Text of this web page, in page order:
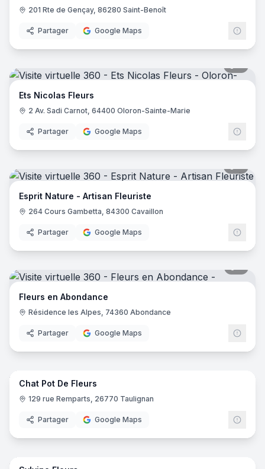
201 Rte de Gençay, 86280 Saint-Benoît
Partager Google Maps
Ets Nicolas Fleurs
2 Av. Sadi Carnot, 64400 Oloron-Sainte-Marie
Partager Google Maps
Esprit Nature - Artisan Fleuriste
264 Cours Gambetta, 84300 Cavaillon
Partager Google Maps
Fleurs en Abondance
Résidence les Alpes, 74360 Abondance
Partager Google Maps
4
Chat Pot De Fleurs
129 rue Remparts, 26770 Taulignan
Partager Google Maps
5